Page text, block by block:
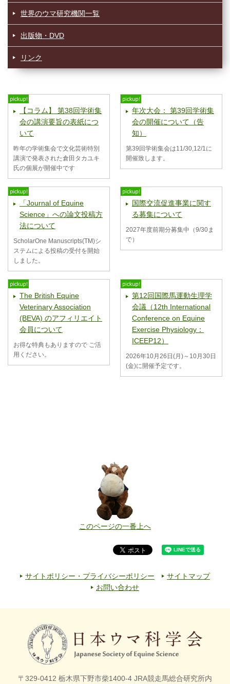
世界のウマ研究機関一覧
出版物・DVD
リンク
【コラム】 第38回学術集
会の講演要旨の表紙につ
いて
昨年の学術集会で文化芸術特別
講演で発表された倉田タカユキ
氏の個展が開催中です
年次大会： 第39回学術集
会の開催について（告
知）
第39回学術集会は11/30,12/1に
開催致します。
「Journal of Equine
Science」への論文投稿方
法について
ScholarOne Manuscripts(TM)シ
ステムによる投稿の受付を開始
しました。
国際交流促進事業に関す
る募集について
2027年度前期分募集中（9/30ま
で）
The British Equine
Veterinary Association
(BEVA) のアフィリエイト
会員について
お得な特典もありますので ご活
用ください。
第12回国際馬運動生理学
会議（12th International
Conference on Equine
Exercise Physiology：
ICEEP12）
2026年10月26日(月)～10月30日
(金)に開催予定です。
このページの一番上へ
サイトポリシー・プライバシーポリシー
サイトマップ
お問い合わせ
〒329-0412 栃木県下野市柴1400-4 JRA競走馬総合研究所内